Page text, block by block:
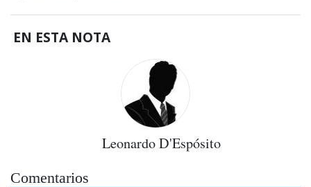
EN ESTA NOTA
Leonardo D'Espósito
Comentarios